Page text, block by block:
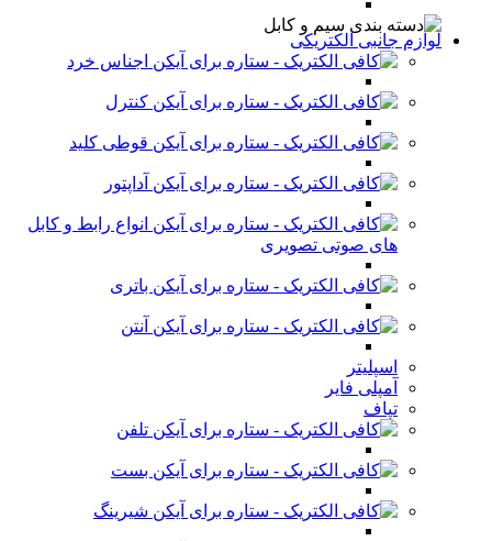
لوازم جانبی الکتریکی
اجناس خرد
کنترل
قوطی کلید
آداپتور
انواع رابط و کابل
های صوتی تصویری
باتری
آنتن
اسپلیتر
آمپلی فایر
تپاف
تلفن
بست
شیرینگ